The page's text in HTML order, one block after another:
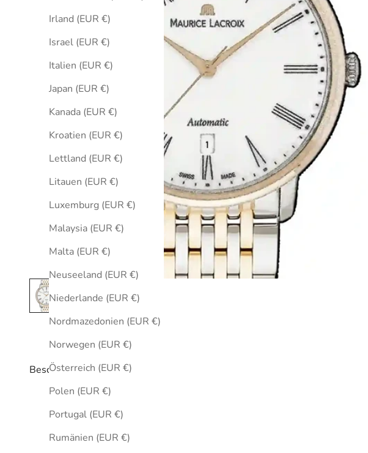
Irland (EUR €)
Israel (EUR €)
Italien (EUR €)
Japan (EUR €)
Kanada (EUR €)
Kroatien (EUR €)
Lettland (EUR €)
Litauen (EUR €)
Luxemburg (EUR €)
Malaysia (EUR €)
Malta (EUR €)
Neuseeland (EUR €)
Niederlande (EUR €)
Nordmazedonien (EUR €)
Norwegen (EUR €)
Österreich (EUR €)
Polen (EUR €)
Portugal (EUR €)
Rumänien (EUR €)
Beschreibung